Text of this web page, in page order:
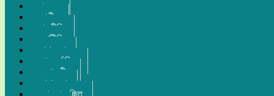
প্রচ্ছদ
জাতীয়
রাজনীতি
অর্থনীতি
সারা দেশ
আন্তর্জাতিক
সম্পাদকীয়
খেলা-ধুলা
তথ্য-প্রযুক্তি